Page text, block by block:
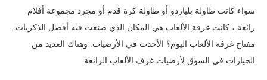
سواء كانت طاولة بلياردو أو طاولة كرة قدم أو مجرد مجموعة أفلام
رائعة ، كانت غرفة الألعاب هي المكان الذي صنعت فيه أفضل الذكريات.
مفتاح غرفة الألعاب اليوم؟ الأحدث في الأرضيات. وهناك العديد من
الخيارات في السوق لأرضيات غرف الألعاب الرائعة.